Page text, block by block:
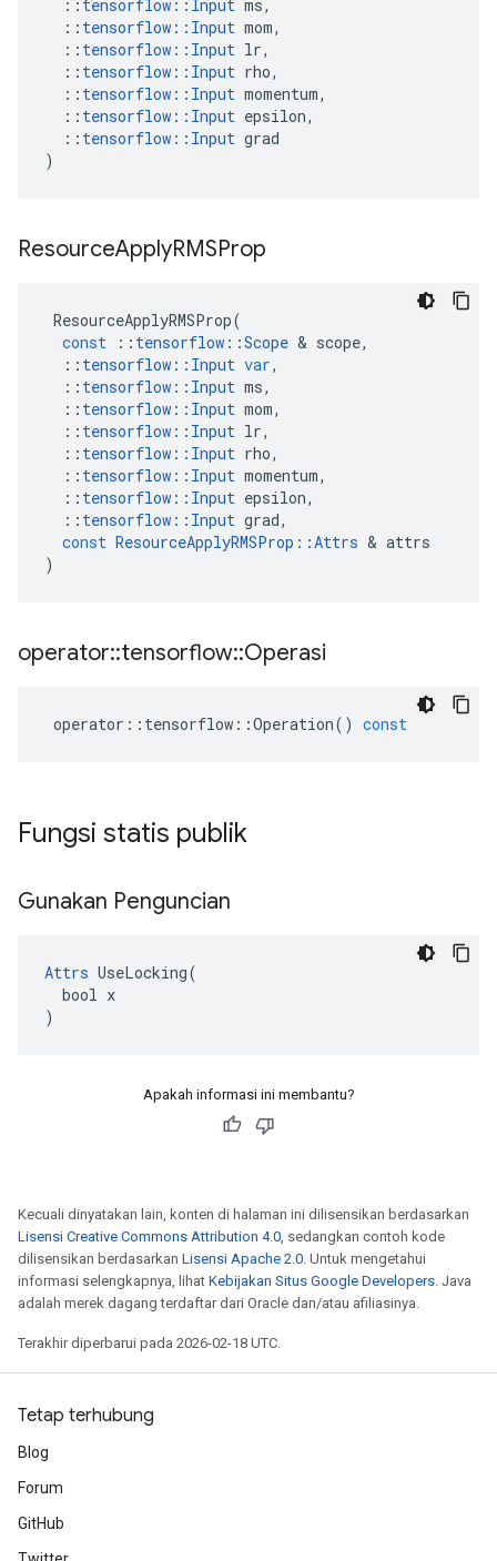
:: tensorflow :: Input ms,
:: tensorflow :: Input mom,
:: tensorflow :: Input lr,
:: tensorflow :: Input rho,
:: tensorflow :: Input momentum,
:: tensorflow :: Input epsilon,
:: tensorflow :: Input grad
)
ResourceApplyRMSProp
ResourceApplyRMSProp(
const
:: tensorflow ::Scope & scope,
:: tensorflow :: Input var,
:: tensorflow :: Input ms,
:: tensorflow :: Input mom,
:: tensorflow :: Input lr,
:: tensorflow :: Input rho,
:: tensorflow :: Input momentum,
:: tensorflow :: Input epsilon,
:: tensorflow :: Input grad,
const ResourceApplyRMSProp ::Attrs & attrs
)
operator::tensorflow::Operasi
operator :: tensorflow ::Operation() const
Fungsi statis publik
Gunakan Penguncian
Attrs UseLocking(
  bool x
)
Apakah informasi ini membantu?
Kecuali dinyatakan lain, konten di halaman ini dilisensikan berdasarkan
Lisensi Creative Commons Attribution 4.0, sedangkan contoh kode
dilisensikan berdasarkan Lisensi Apache 2.0. Untuk mengetahui
informasi selengkapnya, lihat Kebijakan Situs Google Developers. Java
adalah merek dagang terdaftar dari Oracle dan/atau afiliasinya.
Terakhir diperbarui pada 2026-02-18 UTC.
Tetap terhubung
Blog
Forum
GitHub